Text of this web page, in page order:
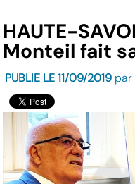
HAUTE-
Monteil fait
PUBLIE LE 11/09/2019 par